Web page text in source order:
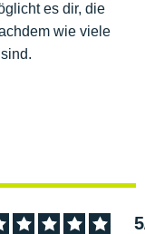
es dir, die
wie viele
5